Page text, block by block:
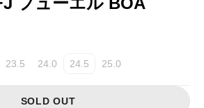
23.5 24.0 24.5 25.0
SOLD OUT